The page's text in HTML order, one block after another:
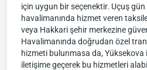
için uygun bir seçenektir. Uçuş
havalimanında hizmet veren
veya Hakkari şehir merkezine
Havalimanında doğrudan özel
hizmeti bulunmasa da,
iletişime geçerek bu hizmetleri